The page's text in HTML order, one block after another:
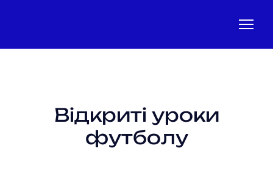
Відкриті уроки
футболу